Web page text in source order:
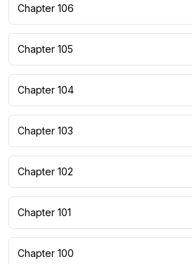
Chapter 106
Chapter 105
Chapter 104
Chapter 103
Chapter 102
Chapter 101
Chapter 100